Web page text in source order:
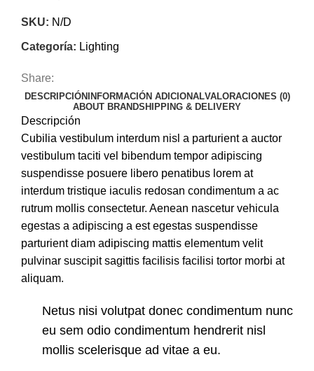
SKU: N/D
Categoría: Lighting
Share:
DESCRIPCIÓNINFORMACIÓN ADICIONALVALORACIONES (0)
ABOUT BRANDSHIPPING & DELIVERY
Descripción
Cubilia vestibulum interdum nisl a parturient a auctor
vestibulum taciti vel bibendum tempor adipiscing
suspendisse posuere libero penatibus lorem at
interdum tristique iaculis redosan condimentum a ac
rutrum mollis consectetur. Aenean nascetur vehicula
egestas a adipiscing a est egestas suspendisse
parturient diam adipiscing mattis elementum velit
pulvinar suscipit sagittis facilisis facilisi tortor morbi at
aliquam.
Netus nisi volutpat donec condimentum nunc
eu sem odio condimentum hendrerit nisl
mollis scelerisque ad vitae a eu.